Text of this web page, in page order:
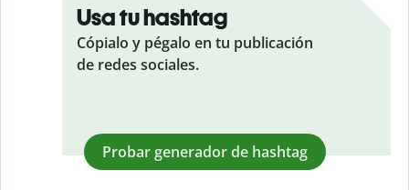
Usa tu hashtag
Cópialo y pégalo en tu publicación
de redes sociales.
Probar generador de hashtag